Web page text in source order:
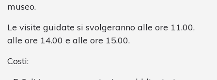
museo.
Le visite guidate si svolgeranno alle ore 11.00,
alle ore 14.00 e alle ore 15.00.
Costi: